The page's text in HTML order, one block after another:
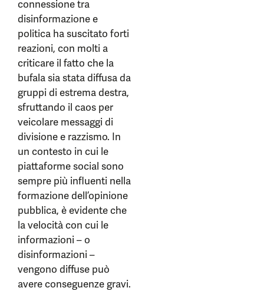
connessione tra
disinformazione e
politica ha suscitato forti
reazioni, con molti a
criticare il fatto che la
bufala sia stata diffusa da
gruppi di estrema destra,
sfruttando il caos per
veicolare messaggi di
divisione e razzismo. In
un contesto in cui le
piattaforme social sono
sempre più influenti nella
formazione dell’opinione
pubblica, è evidente che
la velocità con cui le
informazioni – o
disinformazioni –
vengono diffuse può
avere conseguenze gravi.